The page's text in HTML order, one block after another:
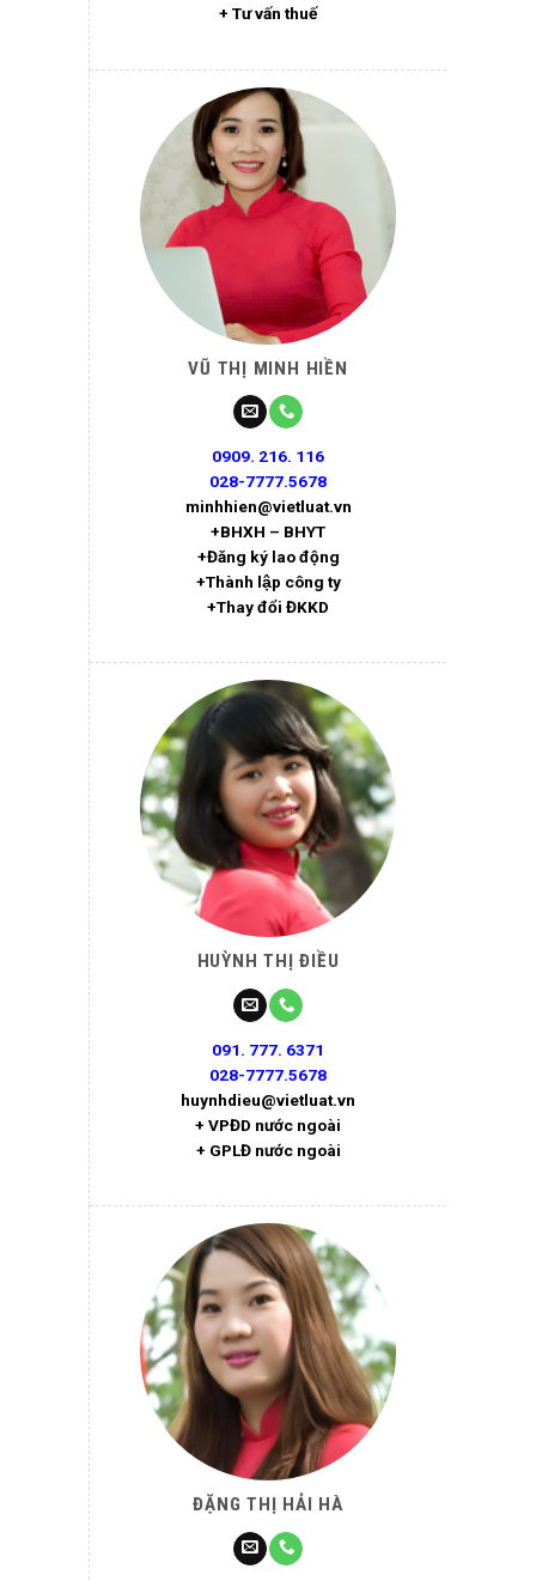
+ Tư vấn thuế
VŨ THỊ MINH HIỀN
0909. 216. 116
028-7777.5678
minhhien@vietluat.vn
+BHXH – BHYT
+Đăng ký lao động
+Thành lập công ty
+Thay đổi ĐKKD
HUỲNH THỊ ĐIỀU
091. 777. 6371
028-7777.5678
huynhdieu@vietluat.vn
+ VPĐD nước ngoài
+ GPLĐ nước ngoài
ĐẶNG THỊ HẢI HÀ